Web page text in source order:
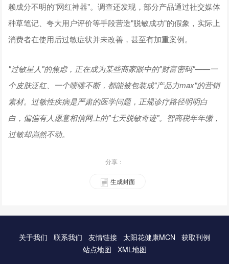
赖成分不明的"网红神器"。调查还发现，部分产品通过社交媒体
种草笔记、夸大用户评价等手段营造"脱敏成功"的假象，实际上
消费者在使用后过敏症状并未改善，甚至有加重案例。
"过敏星人"的焦虑，正在成为某些商家眼中的"财富密码"——一
个皮肤泛红、一个喷嚏不断，都能被包装成"产品力max"的营销
素材。过敏性疾病是严肃的医学问题，正规诊疗路径明明白
白，偏偏有人愿意相信网上的"七天脱敏奇迹"。智商税年年缴，
过敏却岿然不动。
分享：
生成封面
关于我们 联系我们 友情链接 太阳花健康MCN
获取刊例
站点地图
XML地图